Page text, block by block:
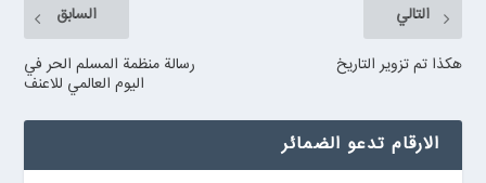
السابق
رسالة منظمة المسلم الحر في
اليوم العالمي للاعنف
التالي
هكذا تم تزوير التاريخ
الارقام تدعو الضمائر